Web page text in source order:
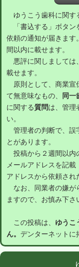
ゆうこう歯科に関す
「書込する」ボタン
依頼の通知が届きます
間以内に載せます。
悪評に関しましては
載せます。
原則として、商業宣
て無意味なもの、
同一
に関する質問は、管理
い。
管理者の判断で、誤
とがあります。
投稿から２週間以内
メールアドレスを記
アドレスから依頼され
なお、同業者の嫌が
ますので、お慎み下
この投稿は、 ゆうこ
ん。 デンターネットに